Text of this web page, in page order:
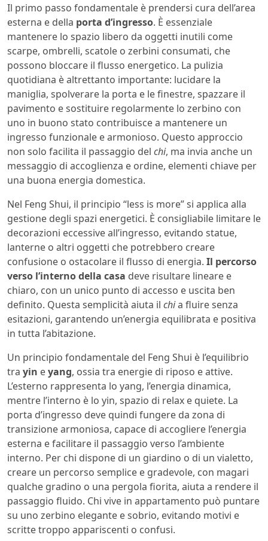
Il primo passo fondamentale è prendersi cura dell’area
esterna e della porta d’ingresso. È essenziale
mantenere lo spazio libero da oggetti inutili come
scarpe, ombrelli, scatole o zerbini consumati, che
possono bloccare il flusso energetico. La pulizia
quotidiana è altrettanto importante: lucidare la
maniglia, spolverare la porta e le finestre, spazzare il
pavimento e sostituire regolarmente lo zerbino con
uno in buono stato contribuisce a mantenere un
ingresso funzionale e armonioso. Questo approccio
non solo facilita il passaggio del chi, ma invia anche un
messaggio di accoglienza e ordine, elementi chiave per
una buona energia domestica.
Nel Feng Shui, il principio “less is more” si applica alla
gestione degli spazi energetici. È consigliabile limitare le
decorazioni eccessive all’ingresso, evitando statue,
lanterne o altri oggetti che potrebbero creare
confusione o ostacolare il flusso di energia. Il percorso
verso l’interno della casa deve risultare lineare e
chiaro, con un unico punto di accesso e uscita ben
definito. Questa semplicità aiuta il chia fluire senza
esitazioni, garantendo un’energia equilibrata e positiva
in tutta l’abitazione.
Un principio fondamentale del Feng Shui è l’equilibrio
tra yin eyang, ossia tra energie di riposo e attive.
L’esterno rappresenta lo yang, l’energia dinamica,
mentre l’interno è lo yin, spazio di relax e quiete. La
porta d’ingresso deve quindi fungere da zona di
transizione armoniosa, capace di accogliere l’energia
esterna e facilitare il passaggio verso l’ambiente
interno. Per chi dispone di un giardino o di un vialetto,
creare un percorso semplice e gradevole, con magari
qualche gradino o una pergola fiorita, aiuta a rendere il
passaggio fluido. Chi vive in appartamento può puntare
su uno zerbino elegante e sobrio, evitando motivi e
scritte troppo appariscenti o confusi.